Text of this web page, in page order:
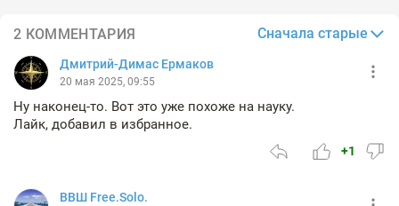
2 КОММЕНТАРИЯ Сначала старые
Дмитрий-Димас Ермаков
20 мая 2025, 09:55
Ну наконец-то. Вот это уже похоже на науку.
Лайк, добавил в избранное.
+1
ВВШ Free.Solo.